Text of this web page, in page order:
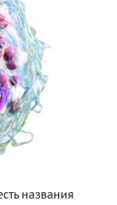
названия